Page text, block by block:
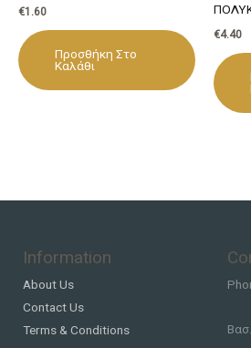
€1.60
Προσθήκη Στο
Καλάθι
€4.40
Information
About Us
Contact Us
Terms & Conditions